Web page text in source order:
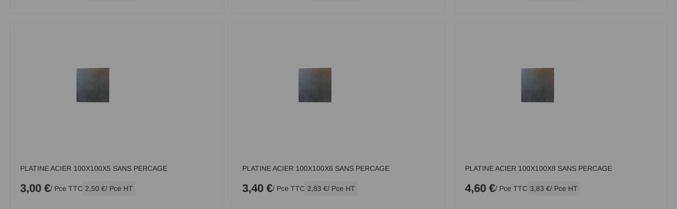
PLATINE ACIER 100X100X5 SANS PERCAGE
3,00 €/ Pce TTC 2,50 €/ Pce HT
PLATINE ACIER 100X100X6 SANS PERCAGE
3,40 €/ Pce TTC 2,83 €/ Pce HT
PLATINE ACIER 100X100X8 SANS PERCAGE
4,60 €/ Pce TTC 3,83 €/ Pce HT